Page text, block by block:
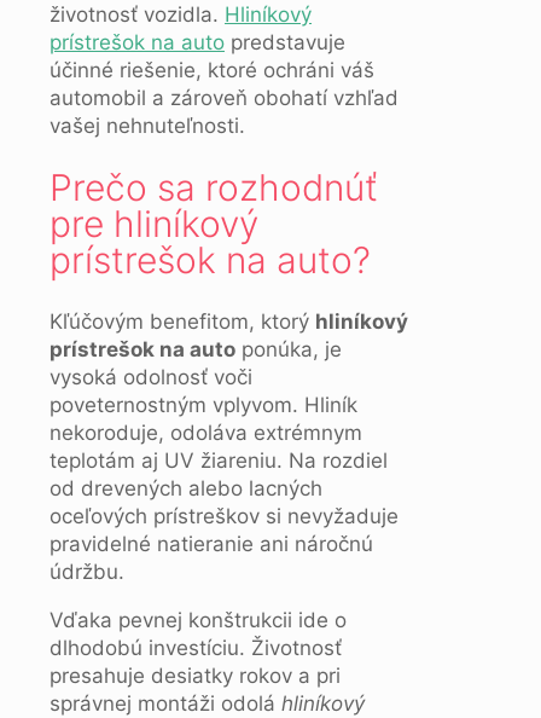
životnosť vozidla. Hliníkový
prístrešok na auto predstavuje
účinné riešenie, ktoré ochráni váš
automobil a zároveň obohatí vzhľad
vašej nehnuteľnosti.
Prečo sa rozhodnúť
pre hliníkový
prístrešok na auto?
Kľúčovým benefitom, ktorý hliníkový
prístrešok na auto ponúka, je
vysoká odolnosť voči
poveternostným vplyvom. Hliník
nekoroduje, odoláva extrémnym
teplotám aj UV žiareniu. Na rozdiel
od drevených alebo lacných
oceľových prístreškov si nevyžaduje
pravidelné natieranie ani náročnú
údržbu.
Vďaka pevnej konštrukcii ide o
dlhodobú investíciu. Životnosť
presahuje desiatky rokov a pri
správnej montáži odolá hliníkový